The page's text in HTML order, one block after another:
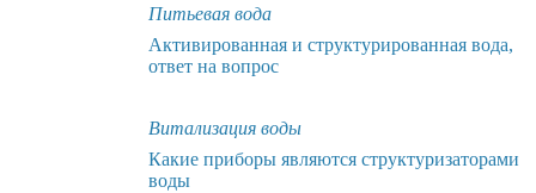
Питьевая вода
Активированная и структурированная вода,
ответ на вопрос
Витализация воды
Какие приборы являются структуризаторами
воды